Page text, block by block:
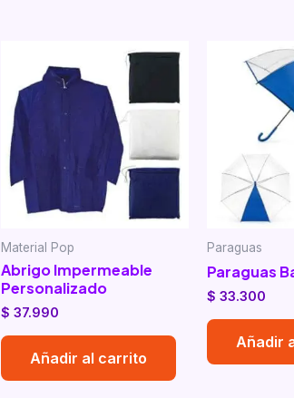
Material Pop
Abrigo Impermeable
Personalizado
$ 37.990
Añadir al carrito
Paraguas
Paraguas
$ 33.300
Añadir